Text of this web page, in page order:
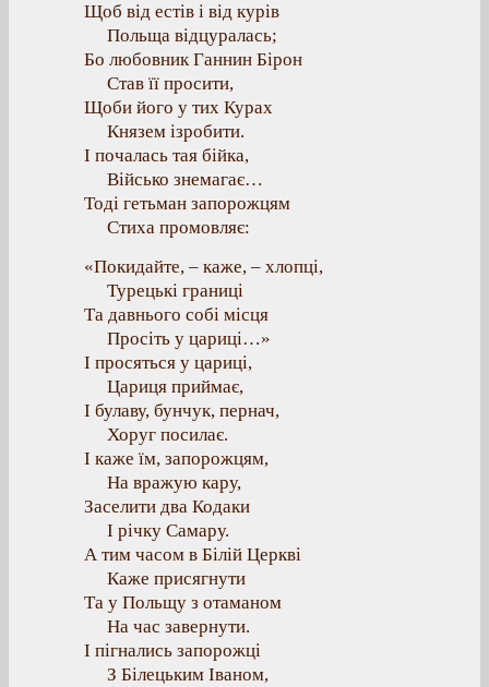
Щоб від естів і від курів
Польща відцуралась;
Бо любовник Ганнин Бірон
Став її просити,
Щоби його у тих Курах
Князем ізробити.
І почалась тая бійка,
Військо знемагає…
Тоді гетьман запорожцям
Стиха промовляє:
«Покидайте, – каже, – хлопці,
Турецькі границі
Та давнього собі місця
Просіть у цариці…»
І просяться у цариці,
Цариця приймає,
І булаву, бунчук, пернач,
Хоруг посилає.
І каже їм, запорожцям,
На вражую кару,
Заселити два Кодаки
І річку Самару.
А тим часом в Білій Церкві
Каже присягнути
Та у Польщу з отаманом
На час завернути.
І пігнались запорожці
З Білецьким Іваном,